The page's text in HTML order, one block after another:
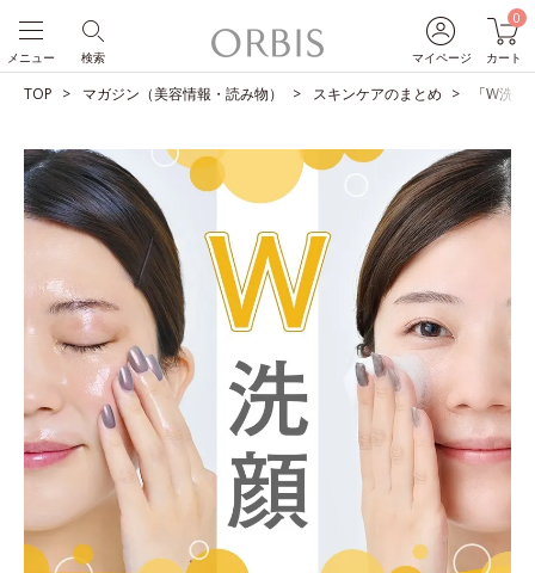
マイページ
0
カート
検索
メニュー
TOP マガジン（美容情報・読み物） スキンケアのまとめ 「W洗